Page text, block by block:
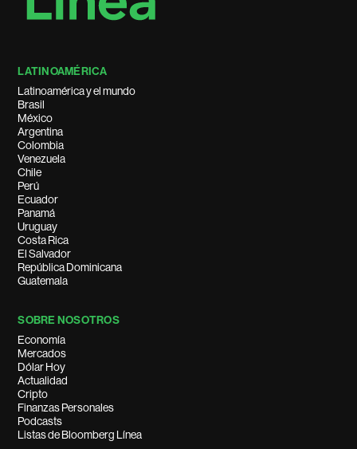
LATINOAMÉRICA
Latinoamérica y el mundo
Brasil
México
Argentina
Colombia
Venezuela
Chile
Perú
Ecuador
Panamá
Uruguay
Costa Rica
El Salvador
República Dominicana
Guatemala
SOBRE NOSOTROS
Economía
Mercados
Dólar Hoy
Actualidad
Cripto
Finanzas Personales
Podcasts
Listas de Bloomberg Línea